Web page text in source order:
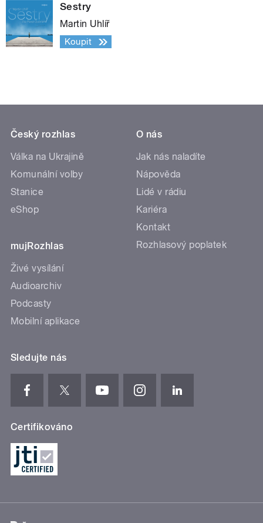
Sestry
Martin Uhlíř
Koupit
Český rozhlas
Válka na Ukrajině
Komunální volby
Stanice
eShop
mujRozhlas
Živé vysílání
Audioarchiv
Podcasty
Mobilní aplikace
O nás
Jak nás naladíte
Nápověda
Lidé v rádiu
Kariéra
Kontakt
Rozhlasový poplatek
Sledujte nás
Certifikováno